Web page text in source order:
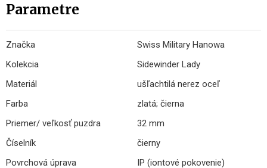
Parametre
Značka
Swiss Military Hanowa
Kolekcia
Sidewinder Lady
Materiál
ušľachtilá nerez oceľ
Farba
zlatá; čierna
Priemer/ veľkosť puzdra
32 mm
Číselník
čierny
Povrchová úprava
IP (iontové pokovenie)